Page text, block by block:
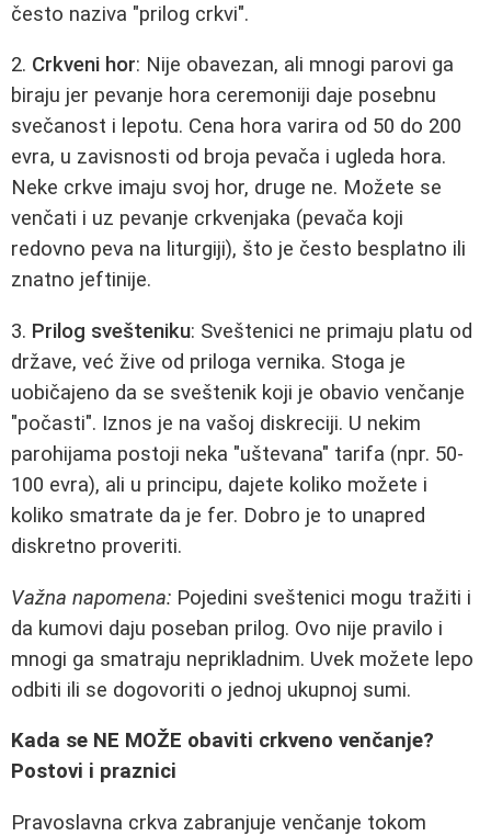
često naziva "prilog crkvi".
2. Crkveni hor: Nije obavezan, ali mnogi parovi ga
biraju jer pevanje hora ceremoniji daje posebnu
svečanost i lepotu. Cena hora varira od 50 do 200
evra, u zavisnosti od broja pevača i ugleda hora.
Neke crkve imaju svoj hor, druge ne. Možete se
venčati i uz pevanje crkvenjaka (pevača koji
redovno peva na liturgiji), što je često besplatno ili
znatno jeftinije.
3. Prilog svešteniku: Sveštenici ne primaju platu od
države, već žive od priloga vernika. Stoga je
uobičajeno da se sveštenik koji je obavio venčanje
"počasti". Iznos je na vašoj diskreciji. U nekim
parohijama postoji neka "uštevana" tarifa (npr. 50-
100 evra), ali u principu, dajete koliko možete i
koliko smatrate da je fer. Dobro je to unapred
diskretno proveriti.
Važna napomena: Pojedini sveštenici mogu tražiti i
da kumovi daju poseban prilog. Ovo nije pravilo i
mnogi ga smatraju neprikladnim. Uvek možete lepo
odbiti ili se dogovoriti o jednoj ukupnoj sumi.
Kada se NE MOŽE obaviti crkveno venčanje?
Postovi i praznici
Pravoslavna crkva zabranjuje venčanje tokom